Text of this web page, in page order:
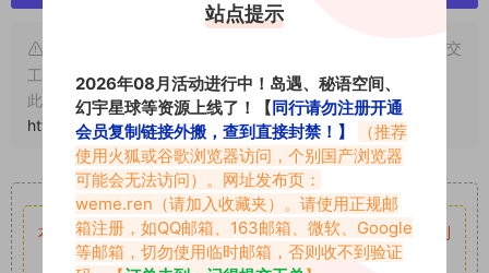
申明：本文资源均来源网友分享，若侵犯了您的权限可以提交
工单处理。
此外本文章皆属于原创文章，转载请注明出处！原文链接：
https://abcjyw.com/1594.html
重要声明
本站资源均来自网络分享，如有侵犯你的权益请私信留言
收到
留言后，我们会第一时间进行审核后删除。
站点提示
2026年08月活动进行中！岛遇、秘语空间、
幻宇星球等资源上线了！【同行请勿注册开通
会员复制链接外搬，查到直接封禁！】
（推荐
使用火狐或谷歌浏览器访问，个别国产浏览器
可能会无法访问）。网址发布页：
weme.ren （请加入收藏夹）。请使用正规邮
箱注册，如QQ邮箱、163邮箱、微软、Google
等邮箱，切勿使用临时邮箱，否则收不到验证